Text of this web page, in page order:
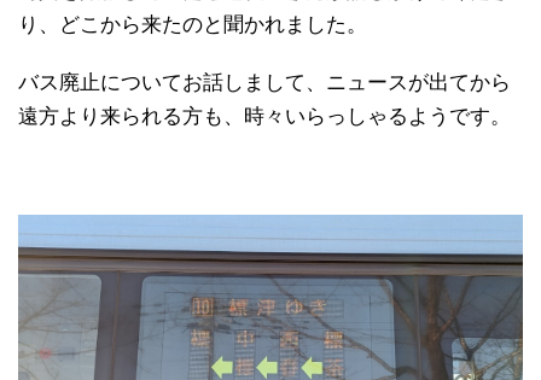
り、どこから来たのと聞かれました。
バス廃止についてお話しまして、ニュースが出てから
遠方より来られる方も、時々いらっしゃるようです。